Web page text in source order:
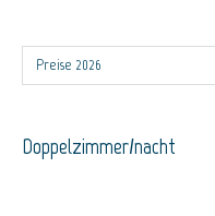
Doppelzimmer/nacht